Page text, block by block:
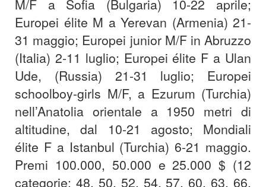
M/F a Sofia (Bulgaria) 10-22 aprile;
Europei élite M a Yerevan (Armenia) 21-
31 maggio; Europei junior M/F in Abruzzo
(Italia) 2-11 luglio; Europei élite F a Ulan
Ude, (Russia) 21-31 luglio; Europei
schoolboy-girls M/F, a Ezurum (Turchia)
nell’Anatolia orientale a 1950 metri di
altitudine, dal 10-21 agosto; Mondiali
élite F a Istanbul (Turchia) 6-21 maggio.
Premi 100.000, 50.000 e 25.000 $ (12
categorie: 48, 50, 52, 54, 57, 60, 63, 66,